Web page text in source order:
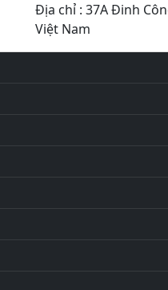
Địa chỉ : 37A Đinh
Việt Nam